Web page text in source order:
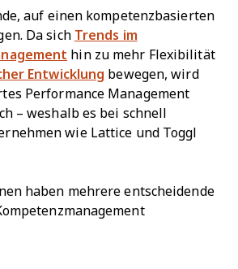
auf einen kompetenzbasierten
Da sich Trends im
hin zu mehr Flexibilität
Entwicklung bewegen, wird
Performance Management
– weshalb es bei schnell
wie Lattice und Toggl
haben mehrere entscheidende